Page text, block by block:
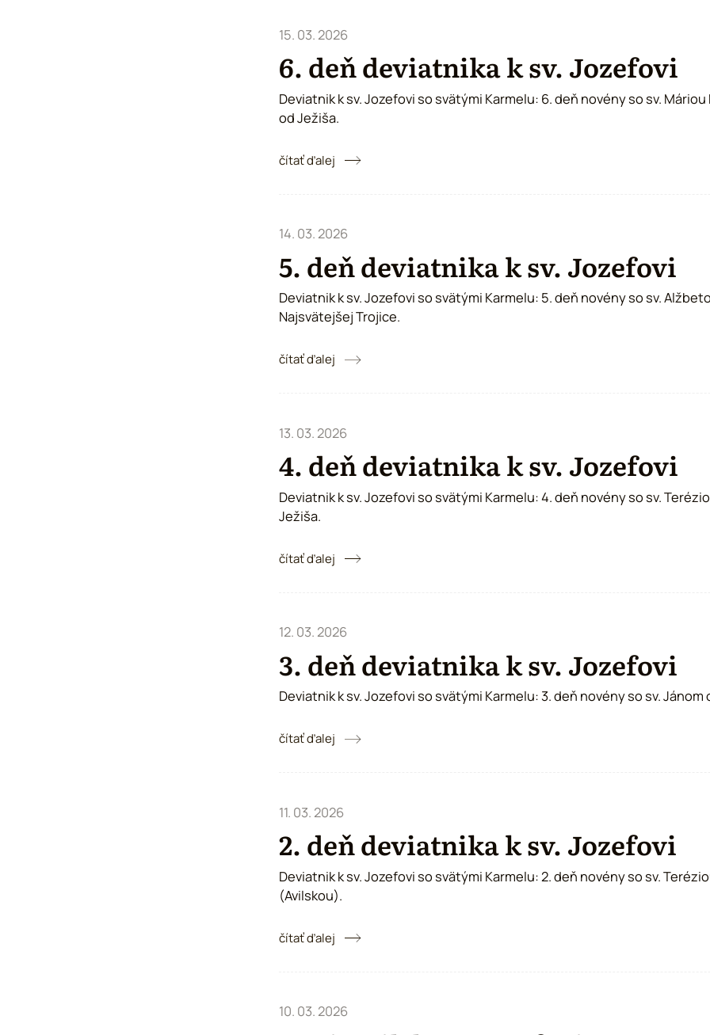
15. 03. 2026
6. deň deviatnika k sv. Jozefovi
Deviatnik k sv. Jozefovi so svätými Karmelu: 6. deň novény so sv. Máriou
od Ježiša.
čítať ďalej
14. 03. 2026
5. deň deviatnika k sv. Jozefovi
Deviatnik k sv. Jozefovi so svätými Karmelu: 5. deň novény so sv.
Najsvätejšej Trojice.
čítať ďalej
13. 03. 2026
4. deň deviatnika k sv. Jozefovi
Deviatnik k sv. Jozefovi so svätými Karmelu: 4. deň novény so sv.
Ježiša.
čítať ďalej
12. 03. 2026
3. deň deviatnika k sv. Jozefovi
Deviatnik k sv. Jozefovi so svätými Karmelu: 3. deň novény so sv. Jánom
čítať ďalej
11. 03. 2026
2. deň deviatnika k sv. Jozefovi
Deviatnik k sv. Jozefovi so svätými Karmelu: 2. deň novény so sv.
(Avilskou).
čítať ďalej
10. 03. 2026